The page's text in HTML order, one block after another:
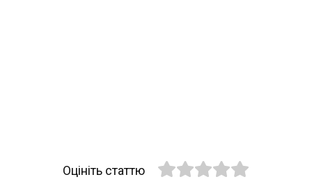
Оцініть статтю